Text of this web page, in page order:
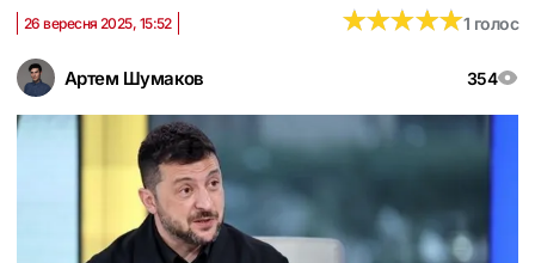
Артем Шумаков 354
26 вересня 2025, 15:52 ★★★★★
★★★★★1 голос